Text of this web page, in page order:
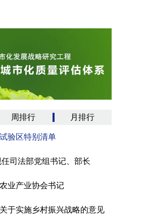
周排行 月排行
验区特别清单
司法部党组书记、部长
业产业协会书记
于实施乡村振兴战略的意见